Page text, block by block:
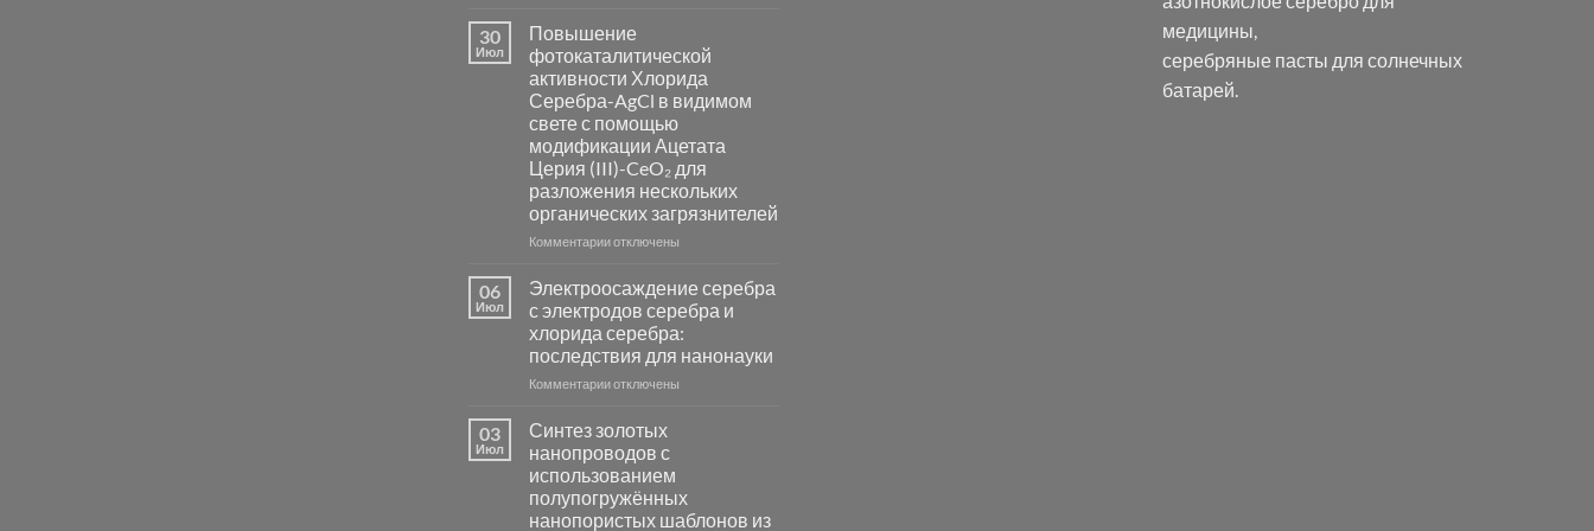
синтез
катализаторов
и
сенсоров
на
основе
металлов
платиновой
группы
30
Июл
Повышение
фотокаталитической
активности Хлорида
Серебра-AgCl в видимом
свете с помощью
модификации Ацетата
Церия (III)-CeO₂ для
разложения нескольких
органических загрязнителей
Комментариик
фотокаталитической
активности
Хлорида
Серебра-
AgCl
свете
с
помощью
модификации
Ацетата
отключены
06
Июл
Электроосаждение серебра
с электродов серебра и
хлорида серебра:
последствия для нанонауки
Комментариик
серебра
с
электродов
серебра
и
отключены
03
Июл
Синтез золотых
нанопроводов с
использованием
полупогружённых
нанопористых шаблонов из
медицины,
серебряные пасты для солнечных
батарей.